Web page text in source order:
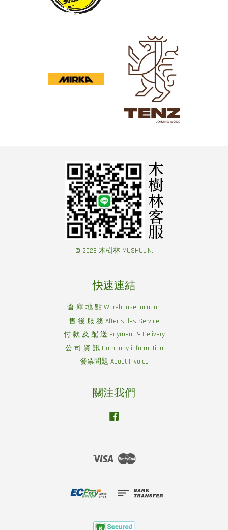
© 2026 木樹林 MUSHULIN.
快速連結
倉 庫 地 點 Warehouse location
售 後 服 務 After-sales Service
付 款 及 配 送 Payment & Delivery
公 司 資 訊 Company information
發票問題 About Invoice
關注我們
Visa Master